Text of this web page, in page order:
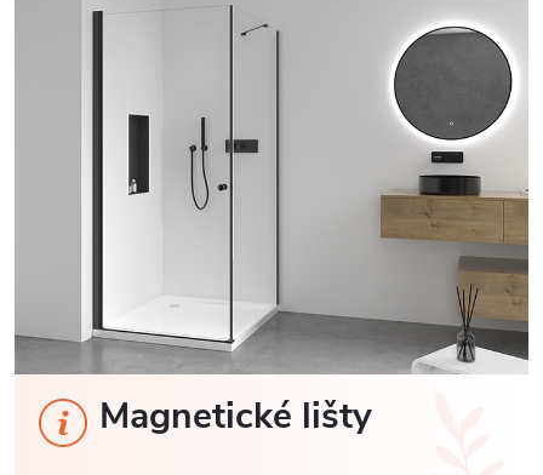
Magnetické lišty